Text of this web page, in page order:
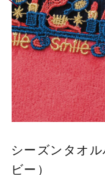
シーズンタオ
ビー）